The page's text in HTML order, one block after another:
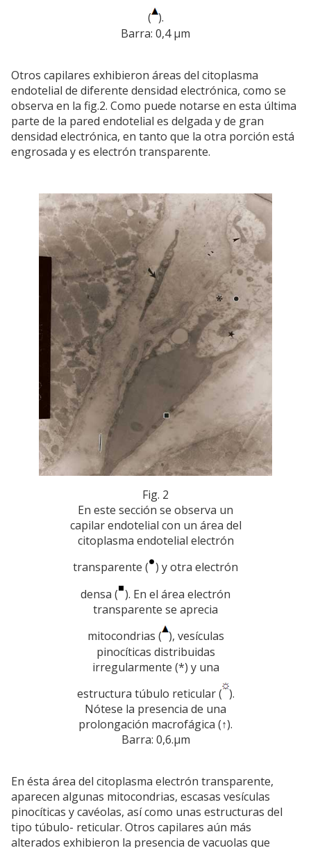
( ).
Barra: 0,4 µm
Otros capilares exhibieron áreas del citoplasma
endotelial de diferente densidad electrónica, como se
observa en la fig.2. Como puede notarse en esta última
parte de la pared endotelial es delgada y de gran
densidad electrónica, en tanto que la otra porción está
engrosada y es electrón transparente.
Fig. 2
En este sección se observa un
capilar endotelial con un área del
citoplasma endotelial electrón
transparente ( ) y otra electrón
densa ( ). En el área electrón
transparente se aprecia
mitocondrias ( ), vesículas
pinocíticas distribuidas
irregularmente (*) y una
estructura túbulo reticular ( ).
Nótese la presencia de una
prolongación macrofágica (↑).
Barra: 0,6.µm
En ésta área del citoplasma electrón transparente,
aparecen algunas mitocondrias, escasas vesículas
pinocíticas y cavéolas, así como unas estructuras del
tipo túbulo- reticular. Otros capilares aún más
alterados exhibieron la presencia de vacuolas que